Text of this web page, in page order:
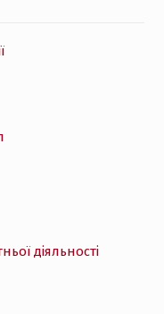
діяльності